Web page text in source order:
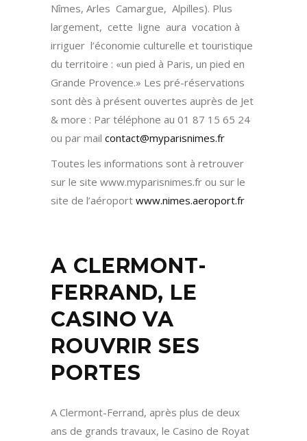
Nîmes, Arles Camargue, Alpilles). Plus
largement, cette ligne aura vocation à
irriguer l’économie culturelle et touristique
du territoire : «un pied à Paris, un pied en
Grande Provence.» Les pré-réservations
sont dès à présent ouvertes auprès de Jet
& more : Par téléphone au 01 87 15 65 24
ou par mail contact@myparisnimes.fr
Toutes les informations sont à retrouver
sur le site www.myparisnimes.fr ou sur le
site de l’aéroport www.nimes.aeroport.fr
A CLERMONT-
FERRAND, LE
CASINO VA
ROUVRIR SES
PORTES
A Clermont-Ferrand, après plus de deux
ans de grands travaux, le Casino de Royat